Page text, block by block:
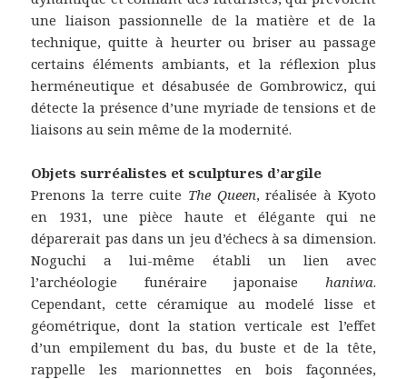
une liaison passionnelle de la matière et de la
technique, quitte à heurter ou briser au passage
certains éléments ambiants, et la réflexion plus
herméneutique et désabusée de Gombrowicz, qui
détecte la présence d’une myriade de tensions et de
liaisons au sein même de la modernité.
Objets surréalistes et sculptures d’argile
Prenons la terre cuite The Queen, réalisée à Kyoto
en 1931, une pièce haute et élégante qui ne
déparerait pas dans un jeu d’échecs à sa dimension.
Noguchi a lui-même établi un lien avec
l’archéologie funéraire japonaise haniwa.
Cependant, cette céramique au modelé lisse et
géométrique, dont la station verticale est l’effet
d’un empilement du bas, du buste et de la tête,
rappelle les marionnettes en bois façonnées,